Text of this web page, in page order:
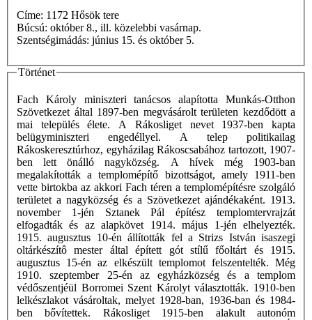
Címe: 1172 Hősök tere
Búcsú: október 8., ill. közelebbi vasárnap.
Szentségimádás: június 15. és október 5.
Történet
Fach Károly miniszteri tanácsos alapította Munkás-Otthon
Szövetkezet által 1897-ben megvásárolt területen kezdődött a
mai település élete. A Rákosliget nevet 1937-ben kapta
belügyminiszteri engedéllyel. A telep politikailag
Rákoskeresztúrhoz, egyházilag Rákoscsabához tartozott, 1907-
ben lett önálló nagyközség. A hívek még 1903-ban
megalakították a templomépítő bizottságot, amely 1911-ben
vette birtokba az akkori Fach téren a templomépítésre szolgáló
területet a nagyközség és a Szövetkezet ajándékaként. 1913.
november 1-jén Sztanek Pál építész templomtervrajzát
elfogadták és az alapkövet 1914. május 1-jén elhelyezték.
1915. augusztus 10-én állították fel a Strizs István isaszegi
oltárkészítô mester által épített gót stílű főoltárt és 1915.
augusztus 15-én az elkészült templomot felszentelték. Még
1910. szeptember 25-én az egyházközség és a templom
védőszentjéül Borromei Szent Károlyt választották. 1910-ben
lelkészlakot vásároltak, melyet 1928-ban, 1936-ban és 1984-
ben bővítettek. Rákosliget 1915-ben alakult autonóm